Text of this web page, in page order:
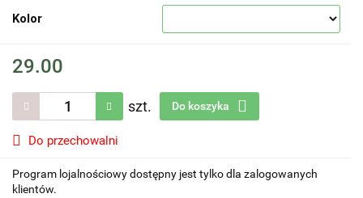
Kolor
29.00
szt. Do koszyka
Do przechowalni
Program lojalnościowy dostępny jest tylko dla zalogowanych
klientów.